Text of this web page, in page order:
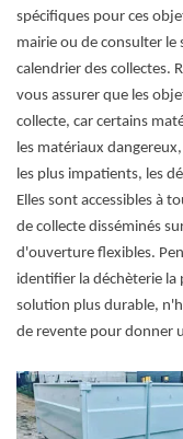
spécifiques pour ces
mairie ou de consulter le
calendrier des collectes.
vous assurer que les
collecte, car certains
les matériaux
les plus impatients, les
Elles sont accessibles à
de collecte disséminés
d'ouverture flexibles.
identifier la déchèterie la
solution plus durable,
de revente pour donner